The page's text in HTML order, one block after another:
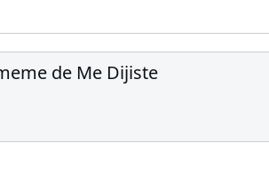
de Me Dijiste